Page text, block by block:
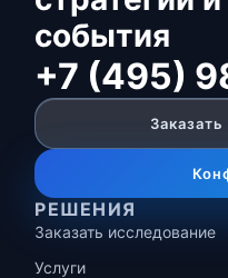
события
+7 (495)
РЕШЕНИЯ
Заказать исследование
Услуги